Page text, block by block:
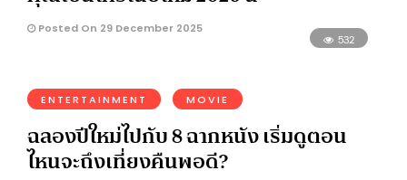
Posted On 29 December 2025
532
ENTERTAINMENT MOVIE
ฉลองปีใหม่ไปกับ 8 ฉากหนัง เริ่มดูตอน
ไหนจะถึงเที่ยงคืนพอดี?